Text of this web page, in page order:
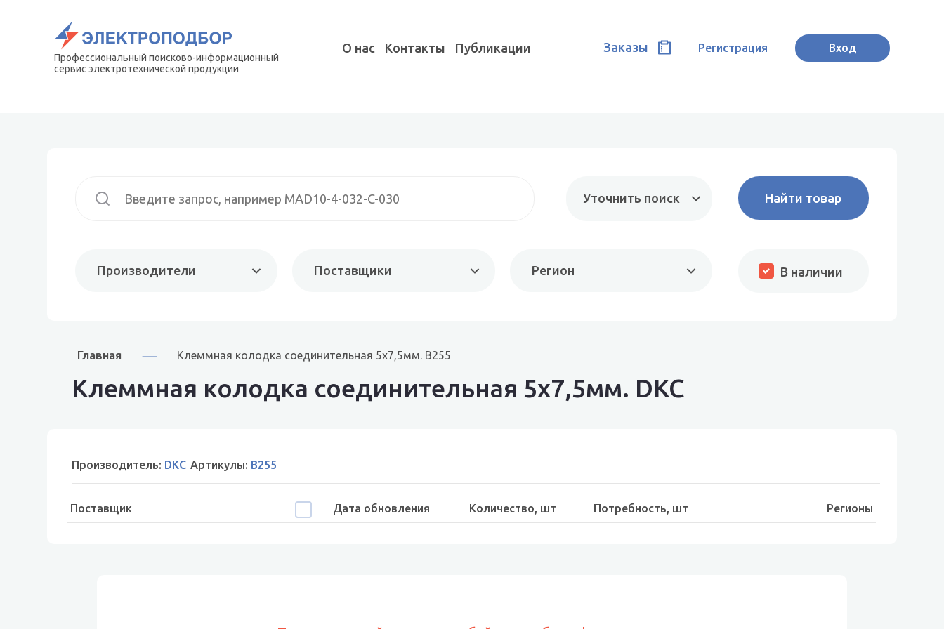
Профессиональный поисково-информационный
сервис электротехнической продукции
О нас Контакты Публикации Заказы Регистрация Вход
Уточнить поиск
Производители Поставщики Регион В наличии
Главная Клеммная колодка соединительная 5х7,5мм. B255
Клеммная колодка соединительная 5х7,5мм. DKC
Производитель: DKC Артикулы: B255
Поставщик Дата обновления Количество, шт Потребность, шт Регионы